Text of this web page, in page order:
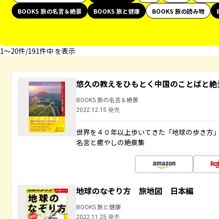
BOOKS 旅の名言＆絶景 BOOKS 旅と健康 BOOKS 旅の読み物
1〜20件/191件中 を表示
悠久の教えをひもとく中国のことばと
BOOKS 旅の名言＆絶景
2022.12.15 発売
世界を４０年以上歩いてきた「地球の歩き方
名言と癒やしの絶景集
地球のなぞり方 旅地図 日本編
BOOKS 旅と健康
2022.11.25 発売